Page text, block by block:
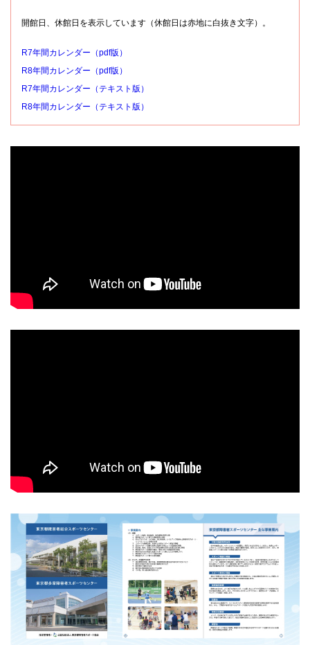
開館日、休館日を表示しています（休館日は赤地に白抜き文字）。
R7年間カレンダー（pdf版）
R8年間カレンダー（pdf版）
R7年間カレンダー（テキスト版）
R8年間カレンダー（テキスト版）